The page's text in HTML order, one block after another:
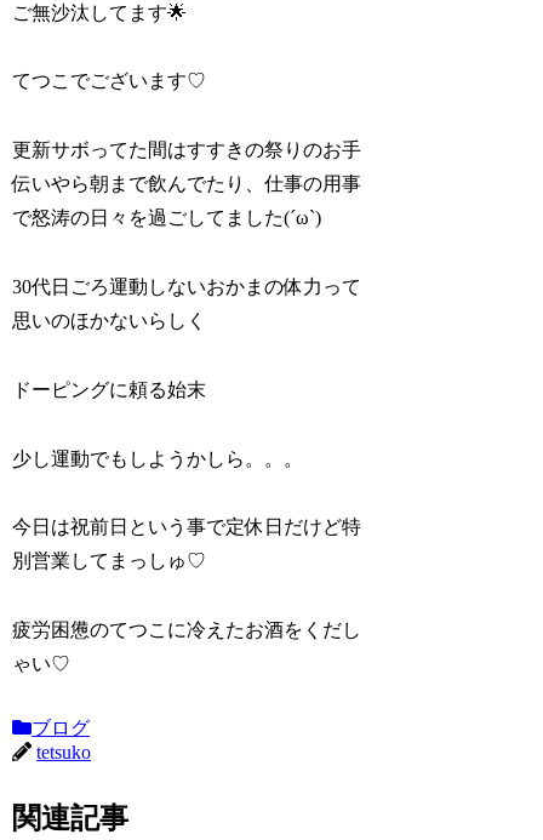
ご無沙汰してます🌟
てつこでございます♡
更新サボってた間はすすきの祭りのお手
伝いやら朝まで飲んでたり、仕事の用事
で怒涛の日々を過ごしてました(´ω`)
30代日ごろ運動しないおかまの体力って
思いのほかないらしく
ドーピングに頼る始末
少し運動でもしようかしら。。。
今日は祝前日という事で定休日だけど特
別営業してまっしゅ♡
疲労困憊のてつこに冷えたお酒をくだし
ゃい♡
ブログ
tetsuko
関連記事